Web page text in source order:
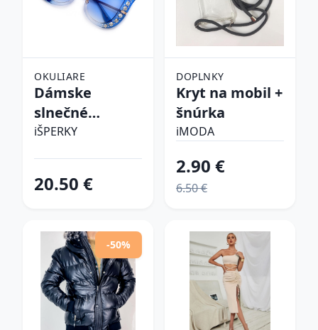
OKULIARE
Dámske
slnečné
okuliare
iŠPERKY
20.50 €
DOPLNKY
Kryt na mobil +
šnúrka
iMODA
2.90 €
6.50 €
-50%